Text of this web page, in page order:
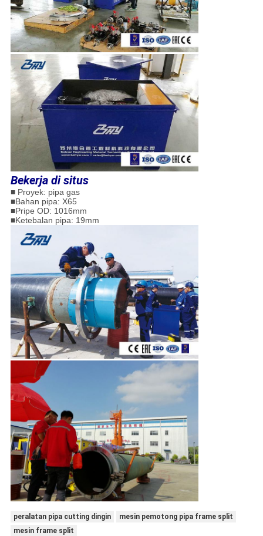
Bekerja di situs
■ Proyek: pipa gas
■Bahan pipa: X65
■Pripe OD: 1016mm
■Ketebalan pipa: 19mm
peralatan pipa cutting dingin
mesin pemotong pipa frame split
mesin frame split